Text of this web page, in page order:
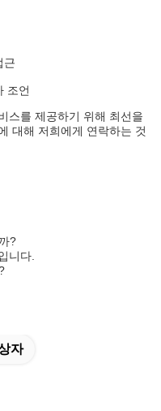
근
조언
스를 제공하기 위해 최선을
대해 저희에게 연락하는 것
?
니다.
자